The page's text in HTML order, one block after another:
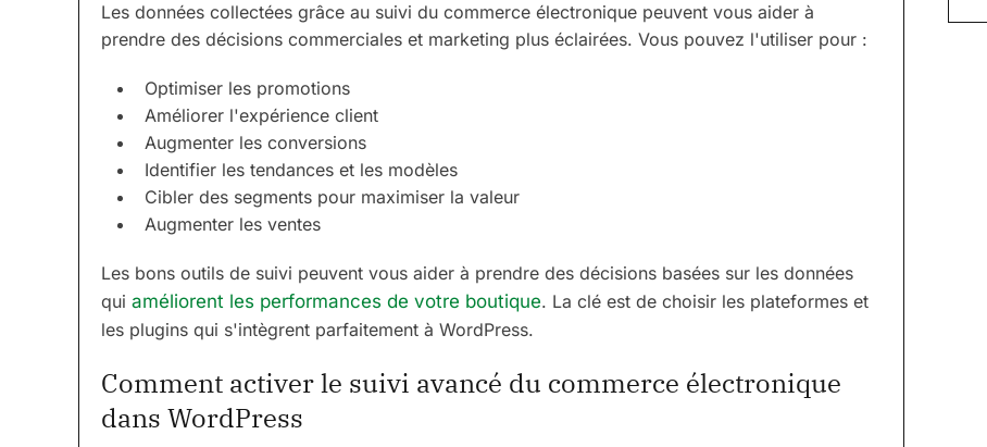
Les données collectées grâce au suivi du commerce électronique peuvent vous aider à
prendre des décisions commerciales et marketing plus éclairées. Vous pouvez l'utiliser pour :
Optimiser les promotions
Améliorer l'expérience client
Augmenter les conversions
Identifier les tendances et les modèles
Cibler des segments pour maximiser la valeur
Augmenter les ventes
Les bons outils de suivi peuvent vous aider à prendre des décisions basées sur les données
qui améliorent les performances de votre boutique. La clé est de choisir les plateformes et
les plugins qui s'intègrent parfaitement à WordPress.
Comment activer le suivi avancé du commerce électronique
dans WordPress